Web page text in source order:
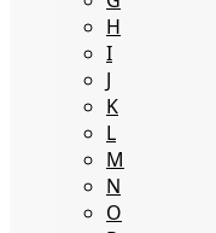
H
I
J
K
L
M
N
O